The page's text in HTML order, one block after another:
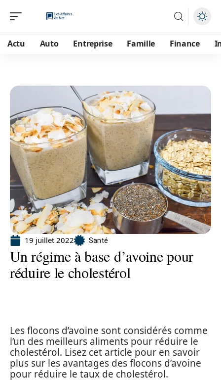
Actu Auto Entreprise Famille Finance
19 juillet 2022 Santé
Un régime à base d’avoine pour
réduire le cholestérol
Les flocons d’avoine sont considérés comme
l’un des meilleurs aliments pour réduire le
cholestérol. Lisez cet article pour en savoir
plus sur les avantages des flocons d’avoine
pour réduire le taux de cholestérol.